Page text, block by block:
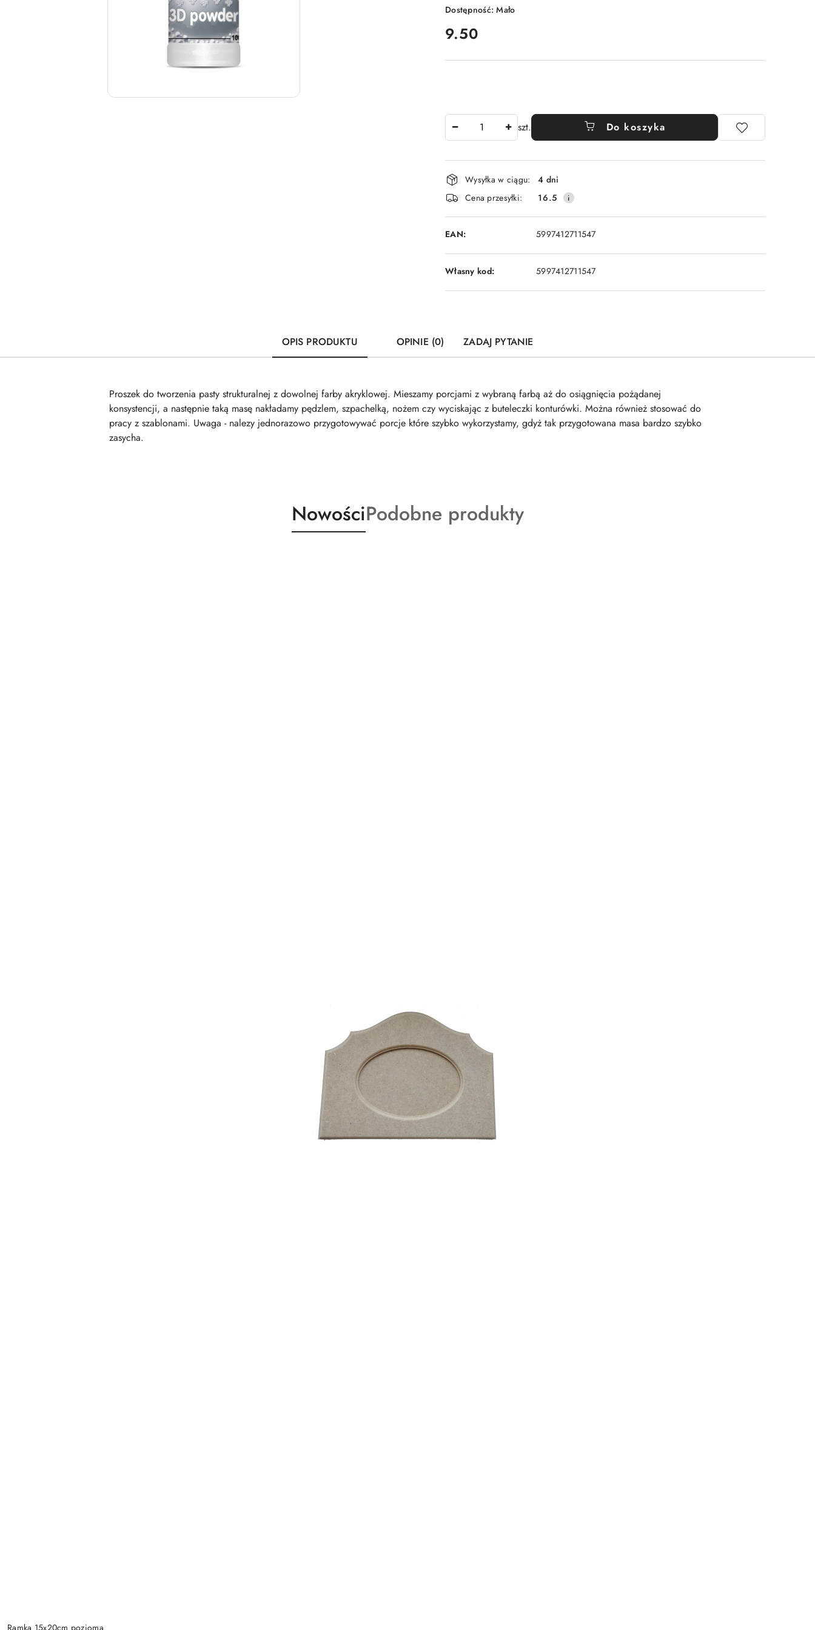
Dostępność:Mało
cena:
9.50
szt. Do koszyka
Dostępność
i
dostawa
Wysyłka w ciągu:
4 dni
Cena przesyłki:
16.5
EAN: 5997412711547
Własny kod: 5997412711547
OPIS PRODUKTU OPINIE (0) ZADAJ PYTANIE
Proszek do tworzenia pasty strukturalnej z dowolnej farby akryklowej. Mieszamy porcjami z wybraną farbą aż do osiągnięcia pożądanej
konsystencji, a następnie taką masę nakładamy pędzlem, szpachelką, nożem czy wyciskając z buteleczki konturówki. Można również stosować do
pracy z szablonami. Uwaga - nalezy jednorazowo przygotowywać porcje które szybko wykorzystamy, gdyż tak przygotowana masa bardzo szybko
zasycha.
Produkty
o
NowościProdukty
o
Podobne produkty
Ramka 15x20cm pozioma